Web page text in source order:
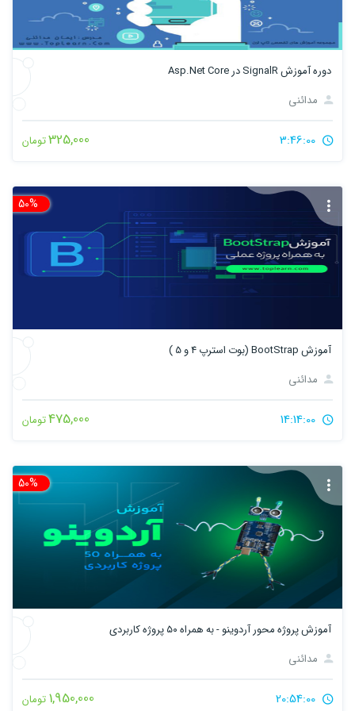
دوره آموزش SignalR در Asp.Net Core
مدائنی
325,000تومان
50%
آموزش BootStrap (بوت استرپ 4 و 5 )
مدائنی
475,000تومان
50%
آموزش پروژه محور آردوینو - به همراه ۵۰ پروژه کاربردی
مدائنی
1,950,000تومان